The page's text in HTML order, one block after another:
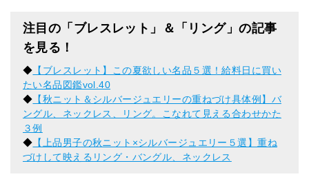
注目の「ブレスレット」＆「リング」の記事
を見る！
◆ 【ブレスレット】この夏欲しい名品５選！給料日に買い
たい名品図鑑vol.40
◆ 【秋ニット＆シルバージュエリーの重ねづけ具体例】バ
ングル、ネックレス、リング。こなれて見える合わせかた
３例
◆ 【上品男子の秋ニット×シルバージュエリー５選】重ね
づけして映えるリング・バングル、ネックレス